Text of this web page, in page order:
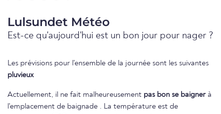
Lulsundet Météo
Est-ce qu'aujourd'hui est un bon jour pour nager ?
Les prévisions pour l'ensemble de la journée sont les suivantes
pluvieux
Actuellement, il ne fait malheureusement pas bon se baigner à
l'emplacement de baignade . La température est de